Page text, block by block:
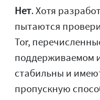
Нет. Хотя
пытаются
Tor,
поддерживаемом
стабильны и
пропускную